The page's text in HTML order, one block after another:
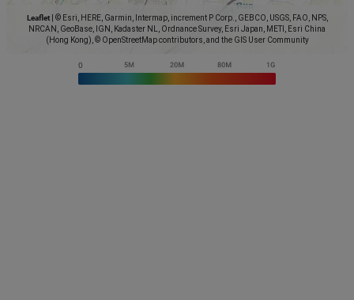
Leaflet
© Esri, HERE, Garmin, Intermap, increment P Corp., GEBCO, USGS, FAO, NPS,
NRCAN, GeoBase, IGN, Kadaster NL, Ordnance Survey, Esri Japan, METI, Esri China
(Hong Kong), © OpenStreetMap contributors, and the GIS User Community